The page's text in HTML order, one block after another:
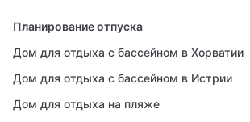
Планирование отпуска
Дом для отдыха с бассейном в Хорватии
Дом для отдыха с бассейном в Истрии
Дом для отдыха на пляже